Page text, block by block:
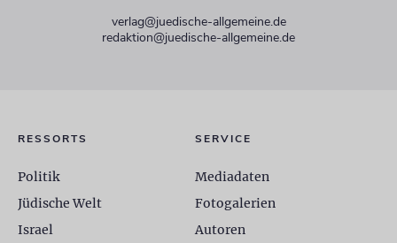
verlag@juedische-allgemeine.de
redaktion@juedische-allgemeine.de
RESSORTS
Politik
Jüdische Welt
Israel
SERVICE
Mediadaten
Fotogalerien
Autoren